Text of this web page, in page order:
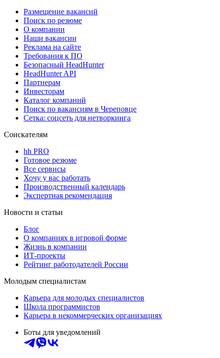
Размещение вакансий
Поиск по резюме
О компании
Наши вакансии
Реклама на сайте
Требования к ПО
Безопасный HeadHunter
HeadHunter API
Партнерам
Инвесторам
Каталог компаний
Поиск по вакансиям в Череповце
Сетка: соцсеть для нетворкинга
Соискателям
hh PRO
Готовое резюме
Все сервисы
Хочу у вас работать
Производственный календарь
Экспертная рекомендация
Новости и статьи
Блог
О компаниях в игровой форме
Жизнь в компании
ИТ-проекты
Рейтинг работодателей России
Молодым специалистам
Карьера для молодых специалистов
Школа программистов
Карьера в некоммерческих организациях
Боты для уведомлений